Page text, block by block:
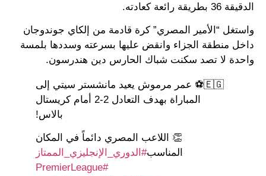
الدقيقة 36 بطريقة رائعة كعادته.
واستغل “الأمير المصري” كرة قادمة من إلكاي جوندوجان
داخل منطقة الجزاء وانقض عليها بسرعته وسددها بلمسة
واحدة لا تصد سكنت شباك الحارس دين هندرسون.
🇪🇬⚽️ عمر مرموش يعيد مانشستر سيتي إلى
المباراة بهدف التعادل 2-2 أمام كريستال
بالاس!
👏 اللاعب المصري دائماً في المكان
المناسب#الدوري_الإنجليزي_الممتاز
#PremierLeague